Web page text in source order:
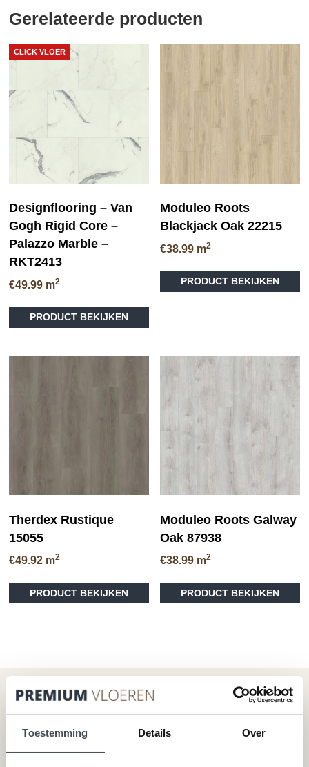
Toestemming Details Over
Gerelateerde producten
CLICK VLOER
Designflooring – Van
Gogh Rigid Core –
Palazzo Marble –
RKT2413
€49.99 m2
PRODUCT BEKIJKEN
Moduleo Roots
Blackjack Oak 22215
€38.99 m2
PRODUCT BEKIJKEN
Therdex Rustique
15055
€49.92 m2
PRODUCT BEKIJKEN
Moduleo Roots Galway
Oak 87938
€38.99 m2
PRODUCT BEKIJKEN
Onze vloeren Klantenservice